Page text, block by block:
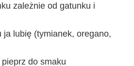
zależnie od gatunku i
ja lubię (tymianek, oregano,
do smaku